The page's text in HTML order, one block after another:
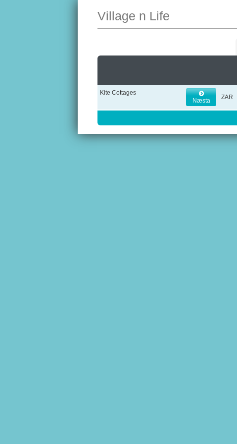
Village n Life
Kite Cottages
Næsta
ZAR